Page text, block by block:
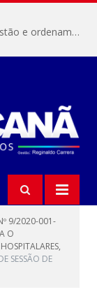
Resex Maracanã avança no processo de gestão e ordenamento do turismo em nossas áreas protegidas.
9/2020-001-
O
SESSÃO DE